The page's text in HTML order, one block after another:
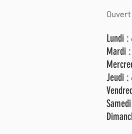
Lundi :
Mardi :
Jeudi :